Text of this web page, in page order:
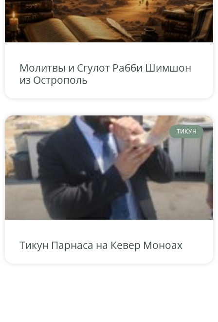
Молитвы и Сгулот Рабби Шимшон
из Острополь
ТИКУН
Тикун Парнаса на Кевер Моноах